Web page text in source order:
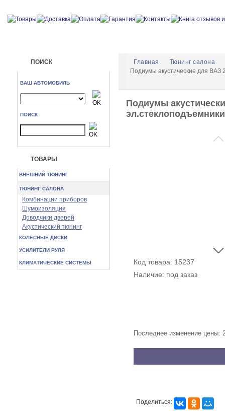
ПОИСК
ВАШ АВТОМОБИЛЬ
ПОИСК
ТОВАРЫ
ВНЕШНИЙ ТЮНИНГ
ТЮНИНГ САЛОНА
Комбинации приборов
Шумоизоляция
Доводчики дверей
Акустический тюнинг
КОЛЕСНЫЕ ДИСКИ
УСИЛИТЕЛИ РУЛЯ
КЛИМАТИЧЕСКИЕ СИСТЕМЫ
Главная
Тюнинг салона
Подиумы акустические для ВАЗ
Подиумы
Код товара: 15237
Наличие: под заказ
Последнее изменение цены:
Поделиться: